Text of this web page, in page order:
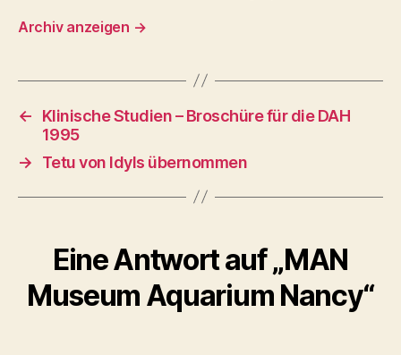
Archiv anzeigen →
←
Klinische Studien – Broschüre für die DAH
1995
→
Tetu von Idyls übernommen
Eine Antwort auf „MAN
Museum Aquarium Nancy“